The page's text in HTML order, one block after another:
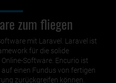
zum fliegen
mit Laravel. Laravel ist
für die solide
Software. Encurio ist
einen Fundus von fertigen
zurückgreifen können.